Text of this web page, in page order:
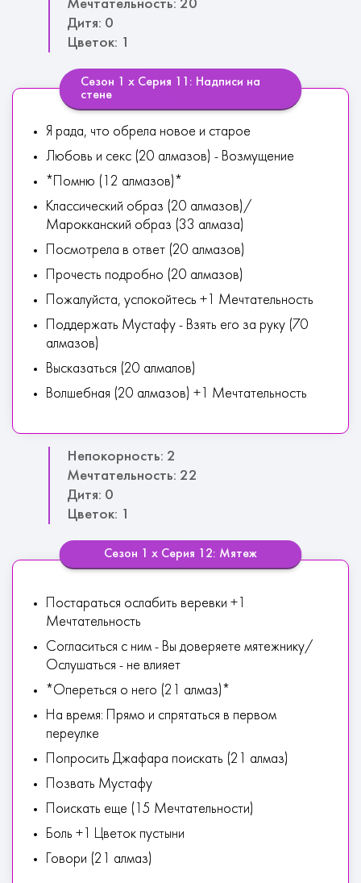
Мечтательность: 20
Дитя: 0
Цветок: 1
Сезон 1 х Серия 11: Надписи на
стене
Я рада, что обрела новое и старое
Любовь и секс (20 алмазов) - Возмущение
*Помню (12 алмазов)*
Классический образ (20 алмазов)/
Марокканский образ (33 алмаза)
Посмотрела в ответ (20 алмазов)
Прочесть подробно (20 алмазов)
Пожалуйста, успокойтесь +1 Мечтательность
Поддержать Мустафу - Взять его за руку (70
алмазов)
Высказаться (20 алмалов)
Волшебная (20 алмазов) +1 Мечтательность
Непокорность: 2
Мечтательность: 22
Дитя: 0
Цветок: 1
Сезон 1 х Серия 12: Мятеж
Постараться ослабить веревки +1
Мечтательность
Согласиться с ним - Вы доверяете мятежнику/
Ослушаться - не влияет
*Опереться о него (21 алмаз)*
На время: Прямо и спрятаться в первом
переулке
Попросить Джафара поискать (21 алмаз)
Позвать Мустафу
Поискать еще (15 Мечтательности)
Боль +1 Цветок пустыни
Говори (21 алмаз)